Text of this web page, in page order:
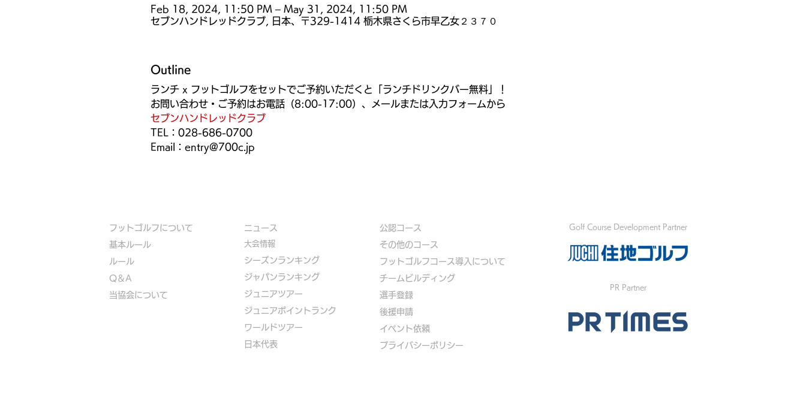
Feb 18, 2024, 11:50 PM – May 31, 2024, 11:50 PM
セブンハンドレッドクラブ, 日本、〒329-1414 栃木県さくら市早乙女２３７０
Outline
ランチ x フットゴルフをセットでご予約いただくと「ランチドリンクバー無料」！
お問い合わせ・ご予約はお電話（8:00-17:00）、メールまたは入力フォームから
セブンハンドレッドクラブ
TEL：028-686-0700
Email：entry@700c.jp
フットゴルフについて
基本ルール
ルール
Q＆A
​当協会について
​ニュース
大会情報
シーズンランキング
ジャパンランキング
ジュニアツアー
ジュニアポイントランク
​ワールドツアー
​​日本代表
公認コース
​その他のコース
​ フットゴルフコース導入について
​チームビルディング
選手登録​
​後援申請
​イベント依頼
プライバシーポリシー
Golf Course Development Partner
PR Partner